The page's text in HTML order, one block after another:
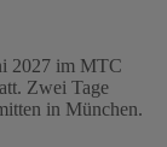
2027 im MTC
Zwei Tage
in München.